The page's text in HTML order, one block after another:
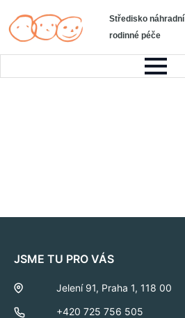
Středisko náhradní
rodinné péče
JSME TU PRO VÁS
Jelení 91, Praha 1, 118 00
+420 725 756 505